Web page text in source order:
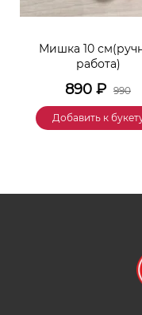
Мишка 10
работа)
890 ₽ 990
Добавить к